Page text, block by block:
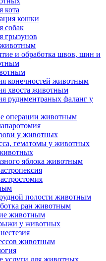
кота
кошки
собак
грызунов
животным
и обработка швов, шин и
конечностей животным
хвоста животным
рудиментраных фаланг у
операции животным
у животных
гематомы у животных
яблока животным
полости животным
ран животным
животным
у животных
животным
услуги для животных